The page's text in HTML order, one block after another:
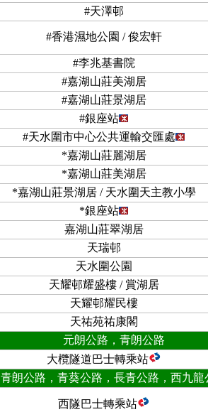
#天澤邨
#香港濕地公園 / 俊宏軒
#李兆基書院
#嘉湖山莊美湖居
#嘉湖山莊景湖居
#銀座站
#天水圍市中心公共運輸交匯處
*嘉湖山莊麗湖居
*嘉湖山莊美湖居
*嘉湖山莊景湖居 / 天水圍天主教小學
*銀座站
嘉湖山莊翠湖居
天瑞邨
天水圍公園
天耀邨耀盛樓 / 賞湖居
天耀邨耀民樓
天祐苑祐康閣
元朗公路，青朗公路
大欖隧道巴士轉乘站
青朗公路，青葵公路，長青公路，西九龍
西隧巴士轉乘站